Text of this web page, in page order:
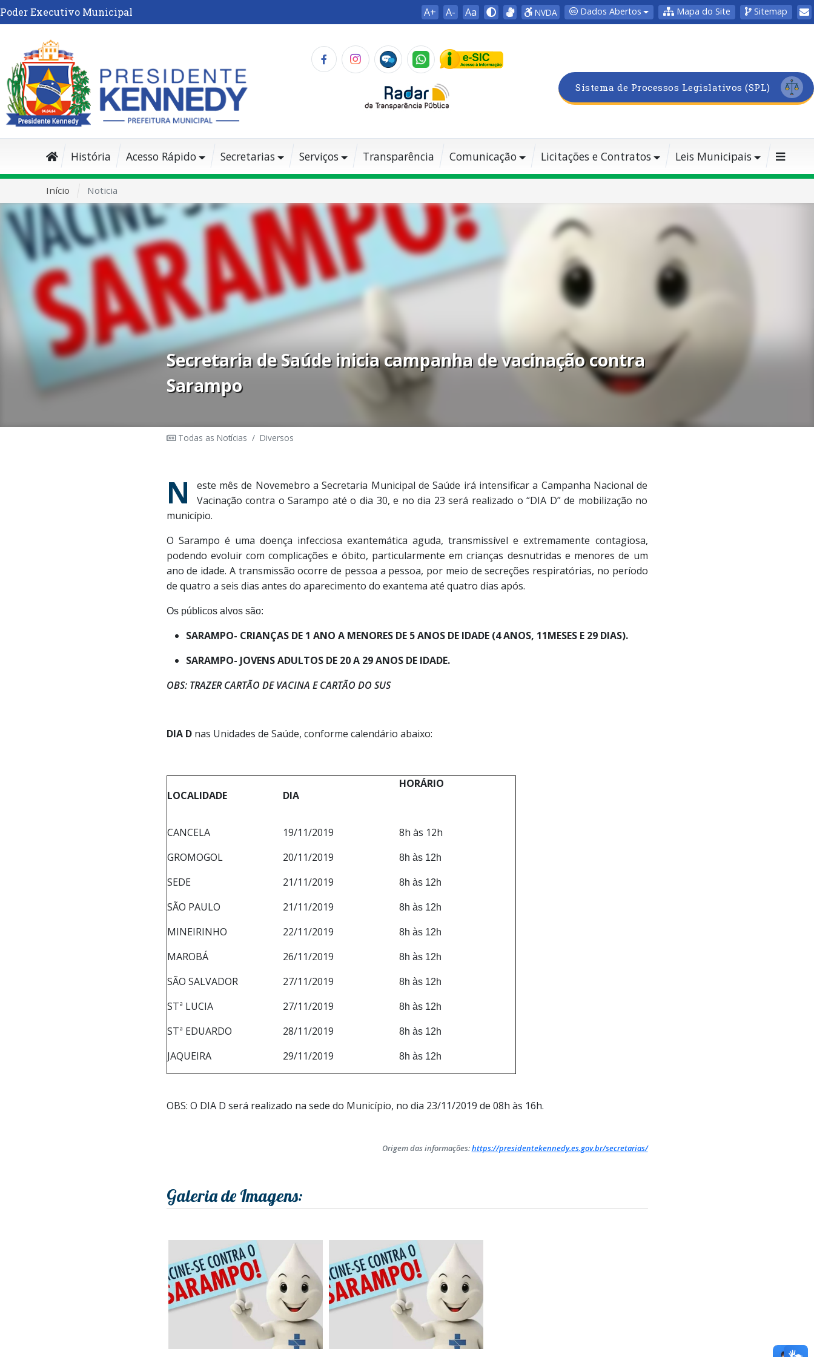
Poder Executivo Municipal A+ A- Aa NVDA Dados Abertos Mapa do Site Sitemap
Sistema de Processos Legislativos (SPL)
História Acesso Rápido Secretarias Serviços Transparência Comunicação Licitações e Contratos Leis Municipais
Início Noticia
Secretaria de Saúde inicia campanha de vacinação contra
Sarampo
Todas as Notícias / Diversos
N
este mês de Novemebro a Secretaria Municipal de Saúde irá intensificar a Campanha Nacional de
Vacinação contra o Sarampo até o dia 30, e no dia 23 será realizado o “DIA D” de mobilização no
município.
O Sarampo é uma doença infecciosa exantemática aguda, transmissível e extremamente contagiosa,
podendo evoluir com complicações e óbito, particularmente em crianças desnutridas e menores de um
ano de idade. A transmissão ocorre de pessoa a pessoa, por meio de secreções respiratórias, no período
de quatro a seis dias antes do aparecimento do exantema até quatro dias após.
Os públicos alvos são:
SARAMPO- CRIANÇAS DE 1 ANO A MENORES DE 5 ANOS DE IDADE (4 ANOS, 11MESES E 29 DIAS).
SARAMPO- JOVENS ADULTOS DE 20 A 29 ANOS DE IDADE.
OBS: TRAZER CARTÃO DE VACINA E CARTÃO DO SUS
DIA Dnas Unidades de Saúde, conforme calendário abaixo:
LOCALIDADE DIA
HORÁRIO
CANCELA 19/11/2019
8h às 12h
GROMOGOL
20/11/2019 8h às 12h
SEDE 21/11/2019 8h às 12h
SÃO PAULO 21/11/2019 8h às 12h
MINEIRINHO 22/11/2019 8h às 12h
MAROBÁ 26/11/2019 8h às 12h
SÃO SALVADOR 27/11/2019 8h às 12h
STª LUCIA 27/11/2019 8h às 12h
STª EDUARDO 28/11/2019 8h às 12h
JAQUEIRA 29/11/2019 8h às 12h
OBS: O DIA D será realizado na sede do Município, no dia 23/11/2019 de 08h às 16h.
Origem das informações:https://presidentekennedy.es.gov.br/secretarias/
Galeria de Imagens: